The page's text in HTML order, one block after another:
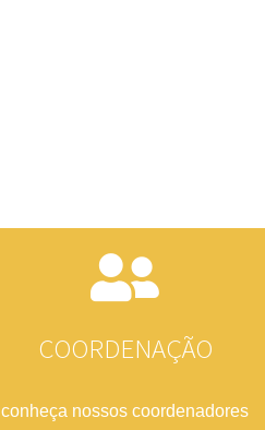
COORDENAÇÃO​
conheça nossos coordenadores